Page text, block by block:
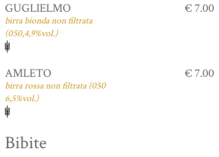
GUGLIELMO
birra bionda non filtrata
(050,4,9%vol.)
€ 7.00
AMLETO
birra rossa non filtrata (050
6,5%vol.)
€ 7.00
Bibite